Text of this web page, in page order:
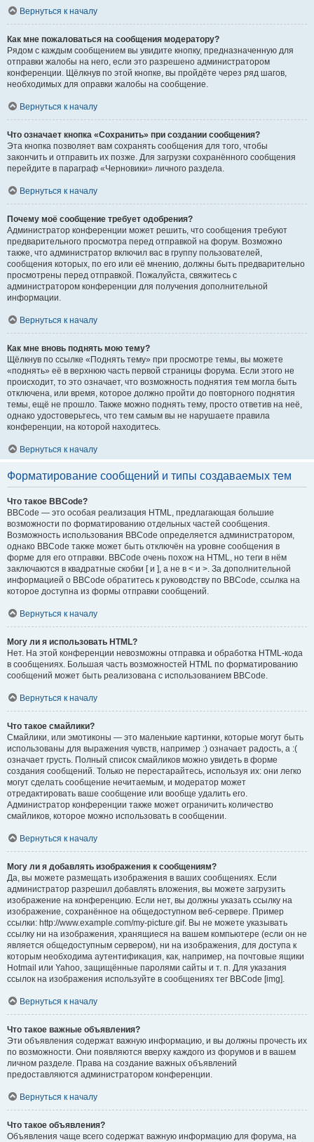
Вернуться к началу
Как мне пожаловаться на сообщения модератору?
Рядом с каждым сообщением вы увидите кнопку, предназначенную для
отправки жалобы на него, если это разрешено администратором
конференции. Щёлкнув по этой кнопке, вы пройдёте через ряд шагов,
необходимых для оправки жалобы на сообщение.
Вернуться к началу
Что означает кнопка «Сохранить» при создании сообщения?
Эта кнопка позволяет вам сохранять сообщения для того, чтобы
закончить и отправить их позже. Для загрузки сохранённого сообщения
перейдите в параграф «Черновики» личного раздела.
Вернуться к началу
Почему моё сообщение требует одобрения?
Администратор конференции может решить, что сообщения требуют
предварительного просмотра перед отправкой на форум. Возможно
также, что администратор включил вас в группу пользователей,
сообщения которых, по его или её мнению, должны быть предварительно
просмотрены перед отправкой. Пожалуйста, свяжитесь с
администратором конференции для получения дополнительной
информации.
Вернуться к началу
Как мне вновь поднять мою тему?
Щёлкнув по ссылке «Поднять тему» при просмотре темы, вы можете
«поднять» её в верхнюю часть первой страницы форума. Если этого не
происходит, то это означает, что возможность поднятия тем могла быть
отключена, или время, которое должно пройти до повторного поднятия
темы, ещё не прошло. Также можно поднять тему, просто ответив на неё,
однако удостоверьтесь, что тем самым вы не нарушаете правила
конференции, на которой находитесь.
Вернуться к началу
Форматирование сообщений и типы создаваемых тем
Что такое BBCode?
BBCode — это особая реализация HTML, предлагающая большие
возможности по форматированию отдельных частей сообщения.
Возможность использования BBCode определяется администратором,
однако BBCode также может быть отключён на уровне сообщения в
форме для его отправки. BBCode очень похож на HTML, но теги в нём
заключаются в квадратные скобки [ и ], а не в < и >. За дополнительной
информацией о BBCode обратитесь к руководству по BBCode, ссылка на
которое доступна из формы отправки сообщений.
Вернуться к началу
Могу ли я использовать HTML?
Нет. На этой конференции невозможны отправка и обработка HTML-кода
в сообщениях. Большая часть возможностей HTML по форматированию
сообщений может быть реализована с использованием BBCode.
Вернуться к началу
Что такое смайлики?
Смайлики, или эмотиконы — это маленькие картинки, которые могут быть
использованы для выражения чувств, например :) означает радость, а :(
означает грусть. Полный список смайликов можно увидеть в форме
создания сообщений. Только не перестарайтесь, используя их: они легко
могут сделать сообщение нечитаемым, и модератор может
отредактировать ваше сообщение или вообще удалить его.
Администратор конференции также может ограничить количество
смайликов, которое можно использовать в сообщении.
Вернуться к началу
Могу ли я добавлять изображения к сообщениям?
Да, вы можете размещать изображения в ваших сообщениях. Если
администратор разрешил добавлять вложения, вы можете загрузить
изображение на конференцию. Если нет, вы должны указать ссылку на
изображение, сохранённое на общедоступном веб-сервере. Пример
ссылки: http://www.example.com/my-picture.gif. Вы не можете указывать
ссылку ни на изображения, хранящиеся на вашем компьютере (если он не
является общедоступным сервером), ни на изображения, для доступа к
которым необходима аутентификация, как, например, на почтовые ящики
Hotmail или Yahoo, защищённые паролями сайты и т. п. Для указания
ссылок на изображения используйте в сообщениях тег BBCode [img].
Вернуться к началу
Что такое важные объявления?
Эти объявления содержат важную информацию, и вы должны прочесть их
по возможности. Они появляются вверху каждого из форумов и в вашем
личном разделе. Права на создание важных объявлений
предоставляются администратором конференции.
Вернуться к началу
Что такое объявления?
Объявления чаще всего содержат важную информацию для форума, на